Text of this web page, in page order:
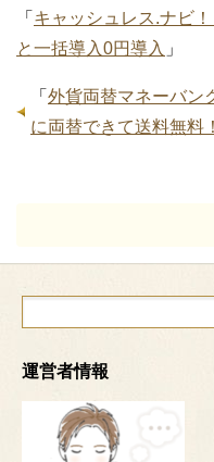
「 キャッシュレス.ナビ
と一括導入0円導入 」
「 外貨両替マネーバン
に両替できて送料無料！
運営者情報